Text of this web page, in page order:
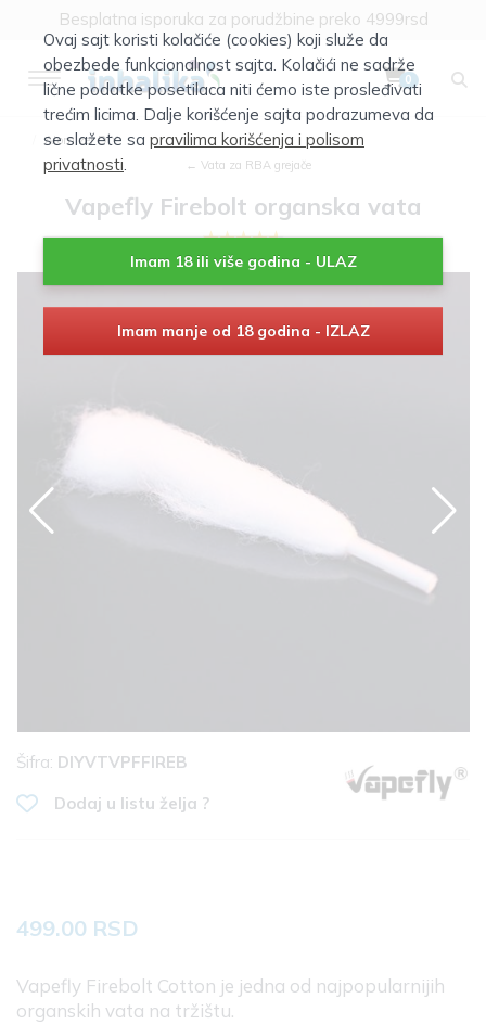
Klik za više informacija
Besplatna isporuka za porudžbine preko 4999rsd
0
Atomizer DIY
← Vata za RBA grejače
Vapefly Firebolt organska vata
Šifra: DIYVTVPFFIREB
Dodaj u listu želja ?
499.00 RSD
Vapefly Firebolt Cotton je jedna od najpopularnijih
organskih vata na tržištu.
Ovaj sajt koristi kolačiće (cookies) koji služe da
obezbede funkcionalnost sajta. Kolačići ne sadrže
lične podatke posetilaca niti ćemo iste prosleđivati
trećim licima. Dalje korišćenje sajta podrazumeva da
se slažete sa pravilima korišćenja i polisom
privatnosti.
Imam 18 ili više godina - ULAZ
Imam manje od 18 godina - IZLAZ